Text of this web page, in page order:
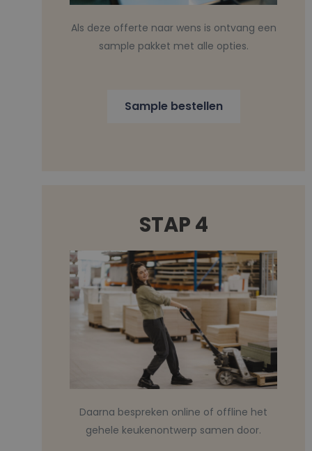
Als deze offerte naar wens is ontvang een
sample pakket met alle opties.
Sample bestellen
STAP 4
Daarna bespreken online of offline het
gehele keukenontwerp samen door.